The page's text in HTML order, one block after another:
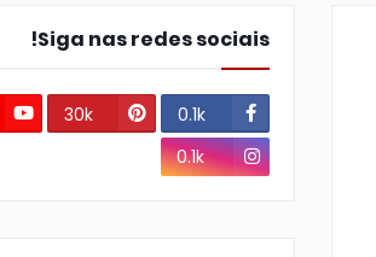
Siga nas redes sociais!
0.1k
30k
0.1k